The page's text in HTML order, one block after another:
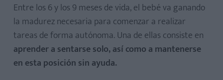
Entre los 6 y los 9 meses de vida, el bebé va ganando
la madurez necesaria para comenzar a realizar
tareas de forma autónoma. Una de ellas consiste en
aprender a sentarse solo, así como a mantenerse
en esta posición sin ayuda.